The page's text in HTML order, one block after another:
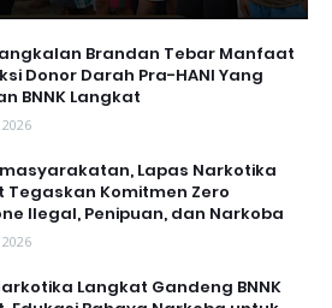
Brandan Tebar Manfaat
Donor Darah Pra-HANI Yang
BNNK Langkat
Lapas Narkotika
Tegaskan Komitmen Zero
llegal, Penipuan, dan Narkoba
Langkat Gandeng BNNK